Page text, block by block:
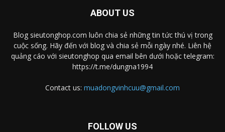
ABOUT US
Blog sieutonghop.com luôn chia sẻ những tin tức thú vị trong
cuộc sống. Hãy đến với blog và chia sẻ mỗi ngày nhé. Liên hệ
quảng cáo với sieutonghop qua email bên dưới hoặc telegram:
https://t.me/dungna1994
Contact us: muadongvinhcuu@gmail.com
FOLLOW US